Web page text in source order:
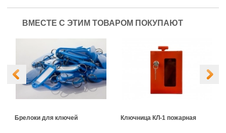
ВМЕСТЕ С ЭТИМ ТОВАРОМ ПОКУПАЮТ
Брелоки для ключей Ключница КЛ-1 пожарная